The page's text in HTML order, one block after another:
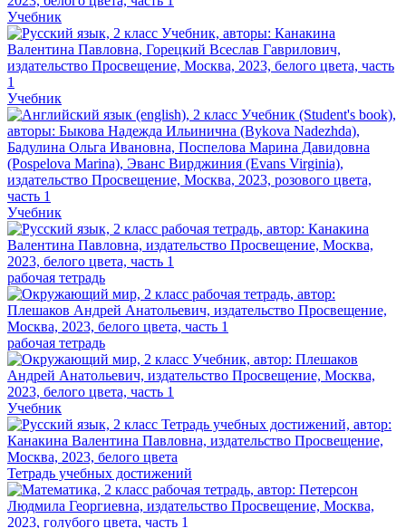
Учебник
Учебник
Учебник
рабочая тетрадь
рабочая тетрадь
Учебник
Тетрадь учебных достижений